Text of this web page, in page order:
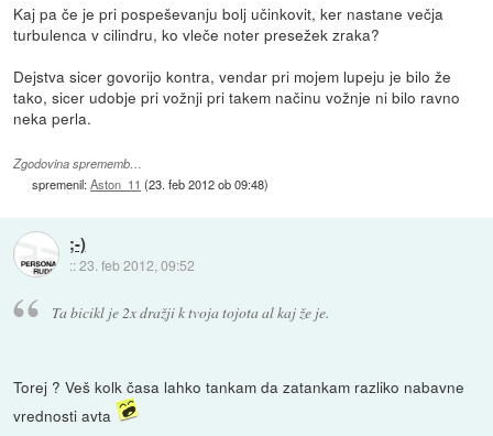
Kaj pa če je pri pospeševanju bolj učinkovit, ker nastane večja
turbulenca v cilindru, ko vleče noter presežek zraka?
Dejstva sicer govorijo kontra, vendar pri mojem lupeju je bilo že
tako, sicer udobje pri vožnji pri takem načinu vožnje ni bilo ravno
neka perla.
Zgodovina sprememb…
spremenil:Aston_11 (23. feb 2012 ob 09:48)
;-)
::23. feb 2012, 09:52
Ta bicikl je 2x dražji k tvoja tojota al kaj že je.
Torej ? Veš kolk časa lahko tankam da zatankam razliko nabavne
vrednosti avta